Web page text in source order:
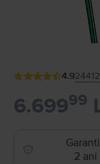
4.924412
6.69999
2 ani